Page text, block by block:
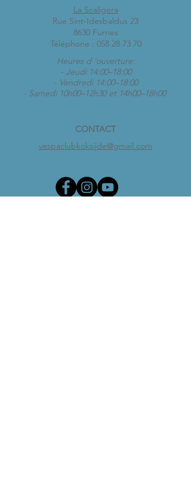
La Scaligera
Rue Sint-Idesbaldus 23
8630 Furnes
Téléphone : 058 28 73 70
Heures d 'ouverture:
- Jeudi 14:00–18:00
- Vendredi 14:00–18:00
- Samedi 10h00–12h30 et 14h00–18h00
CONTACT
vespaclubkoksijde@gmail.com